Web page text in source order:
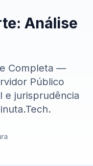
Análise
Completa —
Público
e jurisprudência